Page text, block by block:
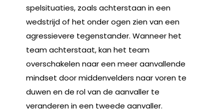
spelsituaties, zoals achterstaan in een
wedstrijd of het onder ogen zien van een
agressievere tegenstander. Wanneer het
team achterstaat, kan het team
overschakelen naar een meer aanvallende
mindset door middenvelders naar voren te
duwen en de rol van de aanvaller te
veranderen in een tweede aanvaller.